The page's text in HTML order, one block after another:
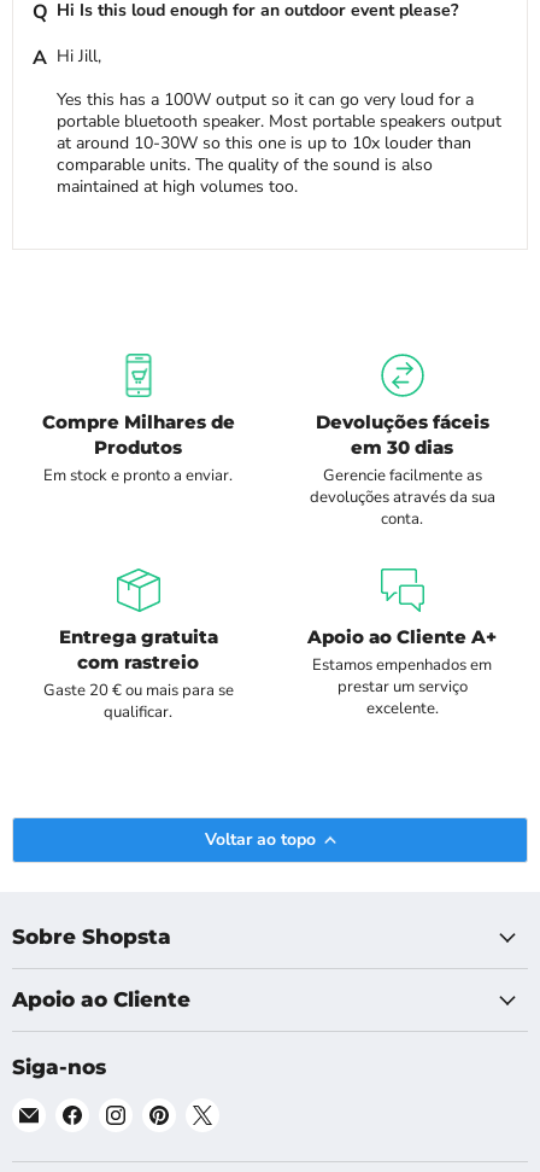
Hi Is this loud enough for an outdoor event please?
Hi Jill,
Yes this has a 100W output so it can go very loud for a
portable bluetooth speaker. Most portable speakers output
at around 10-30W so this one is up to 10x louder than
comparable units. The quality of the sound is also
maintained at high volumes too.
Compre Milhares de
Produtos
Em stock e pronto a enviar.
Devoluções fáceis
em 30 dias
Gerencie facilmente as
devoluções através da sua
conta.
Entrega gratuita
com rastreio
Gaste 20 € ou mais para se
qualificar.
Apoio ao Cliente A+
Estamos empenhados em
prestar um serviço
excelente.
Voltar ao topo
Sobre Shopsta
Apoio ao Cliente
Siga-nos
Email
EU
Encontre-
no
Encontre-
no
Encontre-
no
no